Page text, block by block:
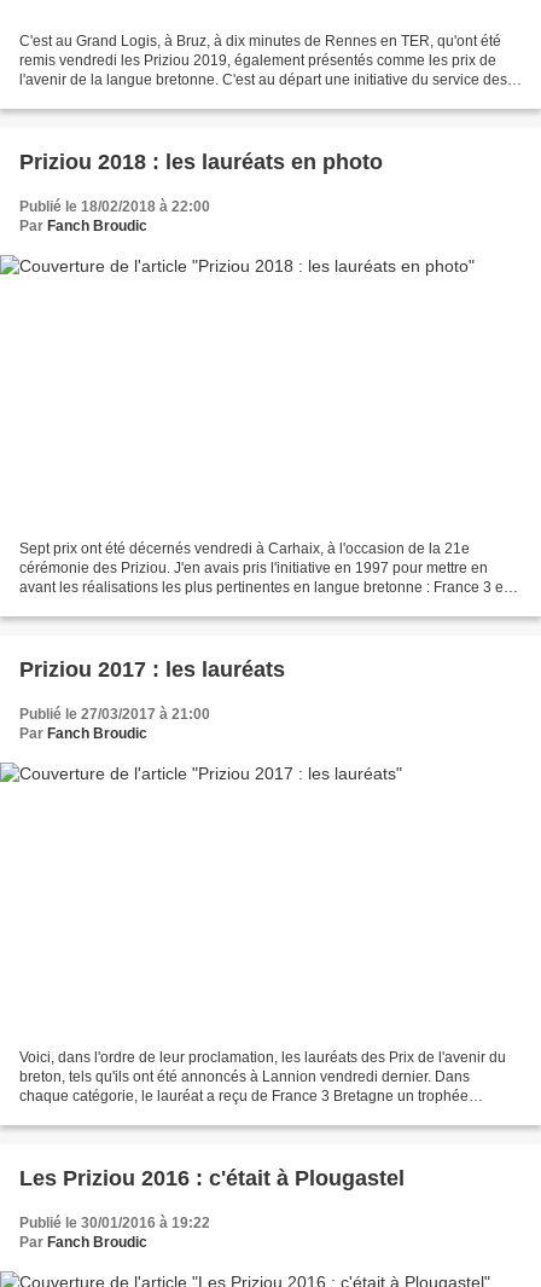
C'est au Grand Logis, à Bruz, à dix minutes de Rennes en TER, qu'ont été
remis vendredi les Priziou 2019, également présentés comme les prix de
l'avenir de la langue bretonne. C'est au départ une initiative du service des
Priziou 2018 : les lauréats en photo
Publié le 18/02/2018 à 22:00
Par Fanch Broudic
Sept prix ont été décernés vendredi à Carhaix, à l'occasion de la 21e
cérémonie des Priziou. J'en avais pris l'initiative en 1997 pour mettre en
avant les réalisations les plus pertinentes en langue bretonne : France 3 est
Priziou 2017 : les lauréats
Publié le 27/03/2017 à 21:00
Par Fanch Broudic
Voici, dans l'ordre de leur proclamation, les lauréats des Prix de l'avenir du
breton, tels qu'ils ont été annoncés à Lannion vendredi dernier. Dans
chaque catégorie, le lauréat a reçu de France 3 Bretagne un trophée
Les Priziou 2016 : c'était à Plougastel
Publié le 30/01/2016 à 19:22
Par Fanch Broudic